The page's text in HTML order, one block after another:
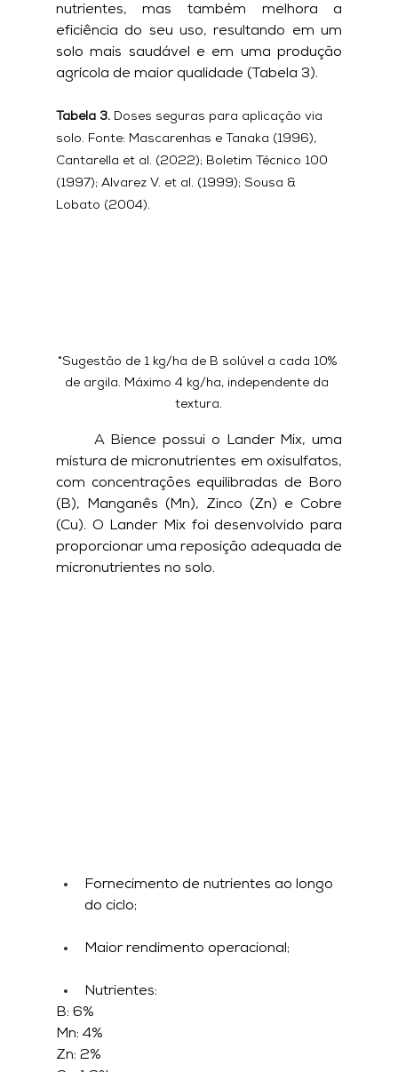
nutrientes, mas também melhora a
eficiência do seu uso, resultando em um
solo mais saudável e em uma produção
agrícola de maior qualidade (Tabela 3).
Tabela 3. Doses seguras para aplicação via
solo. Fonte: Mascarenhas e Tanaka (1996),
Cantarella et al. (2022); Boletim Técnico 100
(1997); Alvarez V. et al. (1999); Sousa &
Lobato (2004).
*Sugestão de 1 kg/ha de B solúvel a cada 10%
de argila. Máximo 4 kg/ha, independente da
textura.
mistura de micronutrientes em oxisulfatos,
com concentrações equilibradas de Boro
(B), Manganês (Mn), Zinco (Zn) e Cobre
(Cu). O Lander Mix foi desenvolvido para
proporcionar uma reposição adequada de
micronutrientes no solo.
Fornecimento de nutrientes ao longo
do ciclo;
Maior rendimento operacional;
Nutrientes:
B: 6%
Mn: 4%
Zn: 2%